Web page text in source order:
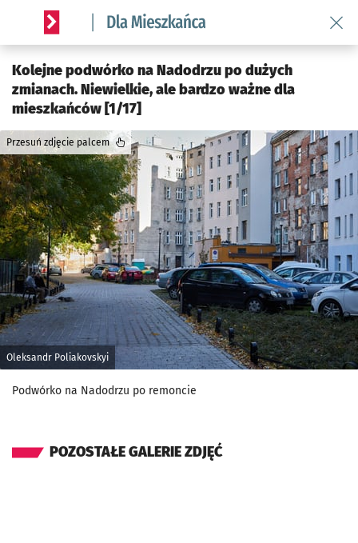
Serwis informacyjny wroclaw.pl podserwis: Dla mieszkańca
Kolejne podwórko na Nadodrzu po dużych
zmianach. Niewielkie, ale bardzo ważne dla
mieszkańców [1/17]
Oleksandr Poliakovskyi
Przesuń zdjęcie palcem
Podwórko na Nadodrzu po remoncie
POZOSTAŁE GALERIE ZDJĘĆ